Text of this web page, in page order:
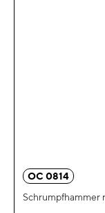
OC 0814
Schrumpfhammer